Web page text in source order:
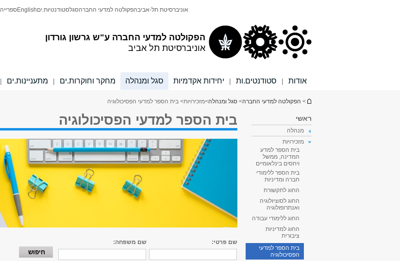
הפקולטה למדעי החברה ע"ש גרשון גורדון
אוניברסיטת תל אביב
אוניברסיטת תל-אביבהפקולטה למדעי החברהסגלסטודנטיות.יםEnglishספרייה
אודות | סטודנטים.ות | יחידות אקדמיות סגל ומנהלה מחקר וחוקרות.ים | מתעניינות.ים |
הינך נמצא כאן
> הפקולטה למדעי החברה> סגל ומנהלה>מזכירויות> בית הספר למדעי הפסיכולוגיה
ראשי
מנהלה
מזכירויות
בית הספר למדע
המדינה, ממשל
ויחסים בינלאומיים
בית הספר ללימודי
חברה ומדיניות
החוג לתקשורת
החוג לסוציולוגיה
ואנתרופולוגיה
החוג ללימודי עבודה
החוג למדיניות
ציבורית
בית הספר למדעי
הפסיכולוגיה
בית הספר למדעי הפסיכולוגיה
שם פרטי: שם משפחה: